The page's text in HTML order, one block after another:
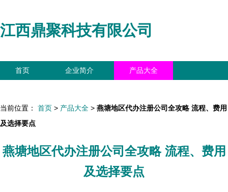
江西鼎聚科技有限公司
首页 企业简介 产品大全
当前位置： 首页 > 产品大全 > 燕塘地区代办注册公司全攻略 流程、费用
及选择要点
燕塘地区代办注册公司全攻略 流程、费用
及选择要点